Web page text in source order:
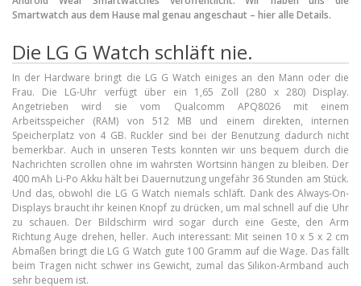
Smartwatch aus dem Hause mal genau angeschaut – hier alle Details.
Die LG G Watch schläft nie.
In der Hardware bringt die LG G Watch einiges an den Mann oder die
Frau. Die LG-Uhr verfügt über ein 1,65 Zoll (280 x 280) Display.
Angetrieben wird sie vom Qualcomm APQ8026 mit einem
Arbeitsspeicher (RAM) von 512 MB und einem direkten, internen
Speicherplatz von 4 GB. Ruckler sind bei der Benutzung dadurch nicht
bemerkbar. Auch in unseren Tests konnten wir uns bequem durch die
Nachrichten scrollen ohne im wahrsten Wortsinn hängen zu bleiben. Der
400 mAh Li-Po Akku hält bei Dauernutzung ungefähr 36 Stunden am Stück.
Und das, obwohl die LG G Watch niemals schläft. Dank des Always-On-
Displays braucht ihr keinen Knopf zu drücken, um mal schnell auf die Uhr
zu schauen. Der Bildschirm wird sogar durch eine Geste, den Arm
Richtung Auge drehen, heller. Auch interessant: Mit seinen 10 x 5 x 2 cm
Abmaßen bringt die LG G Watch gute 100 Gramm auf die Wage. Das fällt
beim Tragen nicht schwer ins Gewicht, zumal das Silikon-Armband auch
sehr bequem ist.